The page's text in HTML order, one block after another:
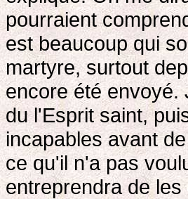
pourraient
est beaucoup qui
martyre, surtout
encore été envoyé.
du l'Esprit saint,
incapables avant
ce qu'il n'a pas
entreprendra de les